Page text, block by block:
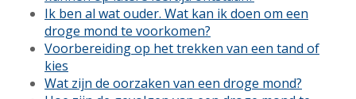
Ik ben al wat ouder. Wat kan ik doen om een
droge mond te voorkomen?
Voorbereiding op het trekken van een tand of
kies
Wat zijn de oorzaken van een droge mond?